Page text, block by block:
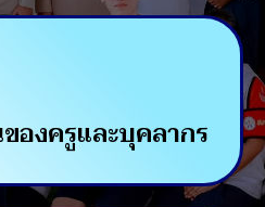
องครูและบุคลากร